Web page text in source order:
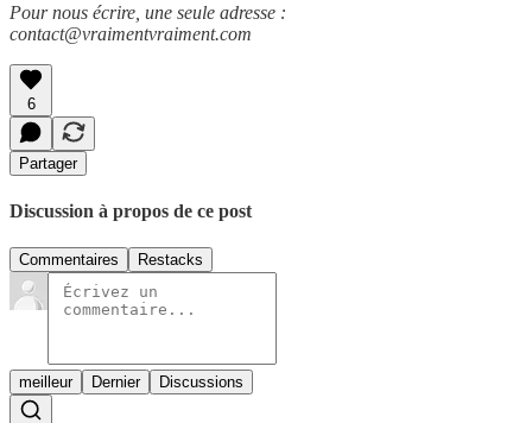
Pour nous écrire, une seule adresse :
contact@vraimentvraiment.com
6
Partager
Discussion à propos de ce post
Commentaires Restacks
meilleur Dernier Discussions